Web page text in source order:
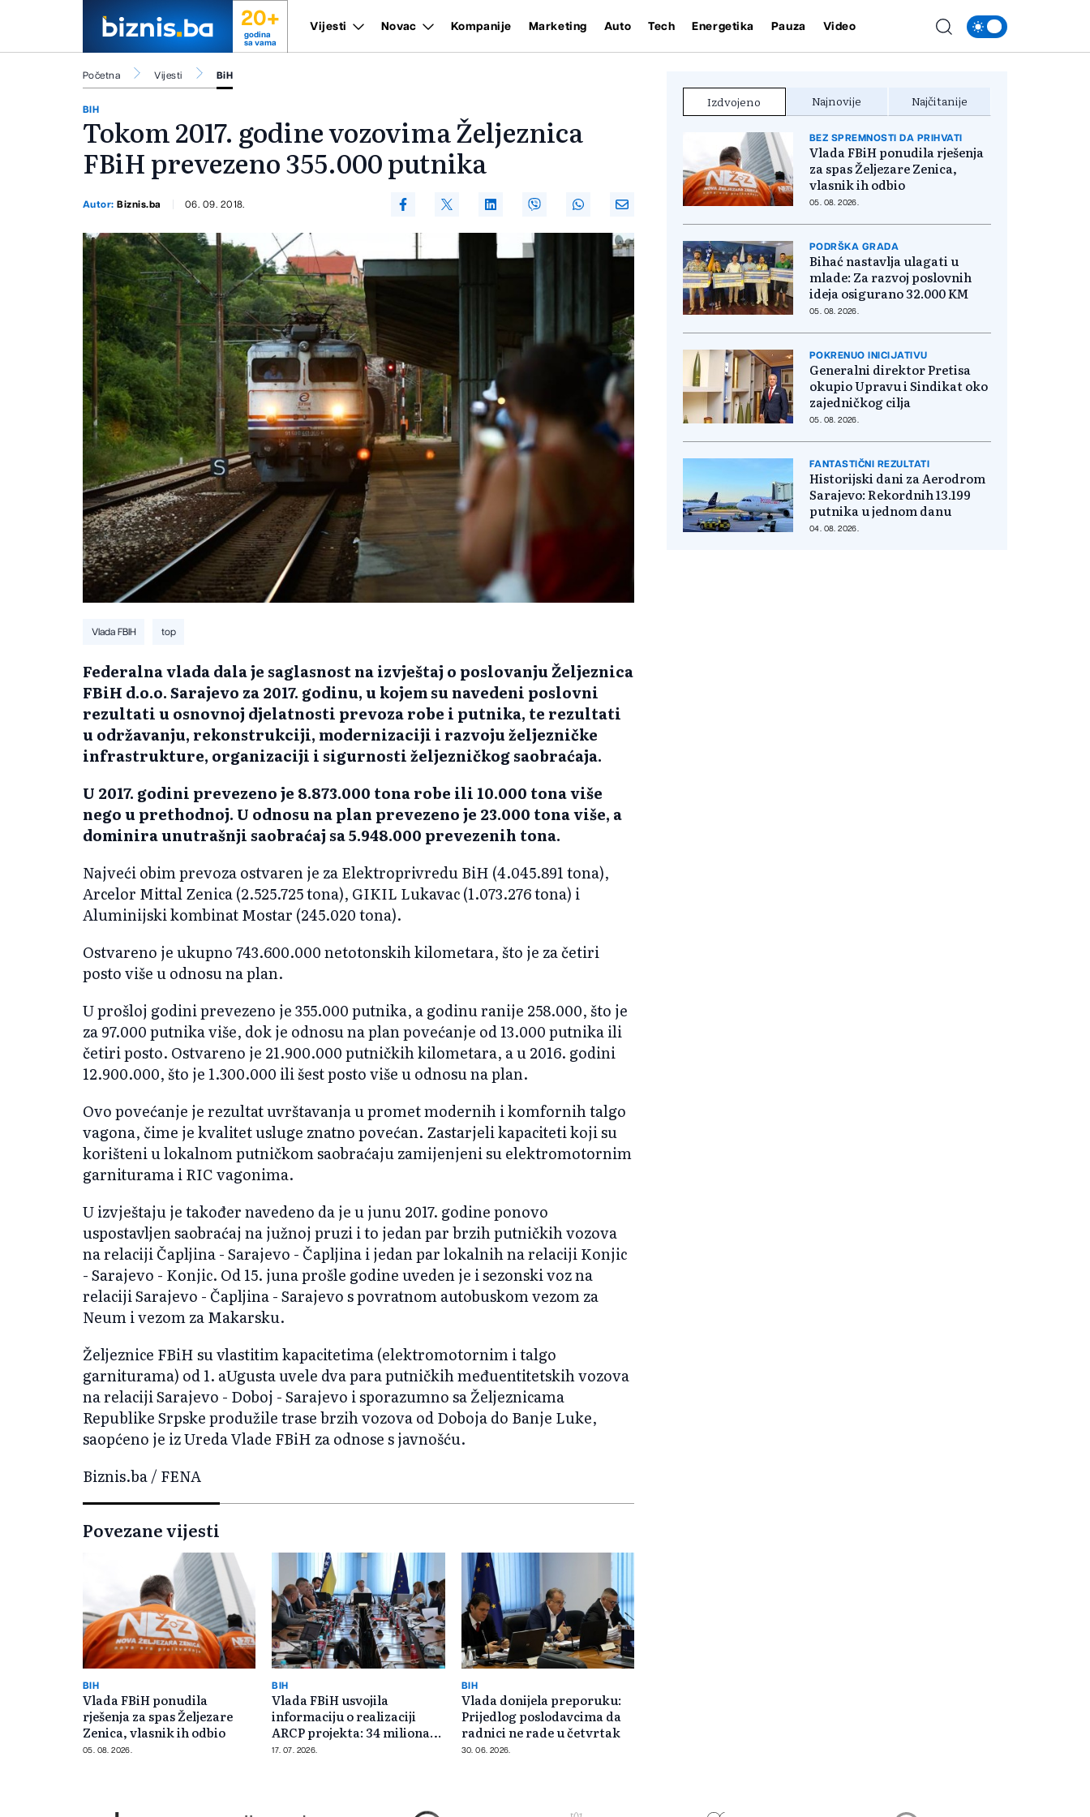
20+
godina
sa vama
Vijesti Novac Kompanije Marketing Auto Tech Energetika Pauza Video
Početna Vijesti BiH
BIH
Tokom 2017. godine vozovima Željeznica
FBiH prevezeno 355.000 putnika
Autor:Biznis.ba 06. 09. 2018.
Vlada FBIH top
Federalna vlada dala je saglasnost na izvještaj o poslovanju Željeznica
FBiH d.o.o. Sarajevo za 2017. godinu, u kojem su navedeni poslovni
rezultati u osnovnoj djelatnosti prevoza robe i putnika, te rezultati
u održavanju, rekonstrukciji, modernizaciji i razvoju željezničke
infrastrukture, organizaciji i sigurnosti željezničkog saobraćaja.
U 2017. godini prevezeno je 8.873.000 tona robe ili 10.000 tona više
nego u prethodnoj. U odnosu na plan prevezeno je 23.000 tona više, a
dominira unutrašnji saobraćaj sa 5.948.000 prevezenih tona.
Najveći obim prevoza ostvaren je za Elektroprivredu BiH (4.045.891 tona),
Arcelor Mittal Zenica (2.525.725 tona), GIKIL Lukavac (1.073.276 tona) i
Aluminijski kombinat Mostar (245.020 tona).
Ostvareno je ukupno 743.600.000 netotonskih kilometara, što je za četiri
posto više u odnosu na plan.
U prošloj godini prevezeno je 355.000 putnika, a godinu ranije 258.000, što je
za 97.000 putnika više, dok je odnosu na plan povećanje od 13.000 putnika ili
četiri posto. Ostvareno je 21.900.000 putničkih kilometara, a u 2016. godini
12.900.000, što je 1.300.000 ili šest posto više u odnosu na plan.
Ovo povećanje je rezultat uvrštavanja u promet modernih i komfornih talgo
vagona, čime je kvalitet usluge znatno povećan. Zastarjeli kapaciteti koji su
korišteni u lokalnom putničkom saobraćaju zamijenjeni su elektromotornim
garniturama i RIC vagonima.
U izvještaju je također navedeno da je u junu 2017. godine ponovo
uspostavljen saobraćaj na južnoj pruzi i to jedan par brzih putničkih vozova
na relaciji Čapljina - Sarajevo - Čapljina i jedan par lokalnih na relaciji Konjic
- Sarajevo - Konjic. Od 15. juna prošle godine uveden je i sezonski voz na
relaciji Sarajevo - Čapljina - Sarajevo s povratnom autobuskom vezom za
Neum i vezom za Makarsku.
Željeznice FBiH su vlastitim kapacitetima (elektromotornim i talgo
garniturama) od 1. aUgusta uvele dva para putničkih međuentitetskih vozova
na relaciji Sarajevo - Doboj - Sarajevo i sporazumno sa Željeznicama
Republike Srpske produžile trase brzih vozova od Doboja do Banje Luke,
saopćeno je iz Ureda Vlade FBiH za odnose s javnošću.
Biznis.ba / FENA
Povezane vijesti
BIH
Vlada FBiH ponudila
rješenja za spas Željezare
Zenica, vlasnik ih odbio
05. 08. 2026.
BIH
Vlada FBiH usvojila
informaciju o realizaciji
ARCP projekta: 34 miliona
KM za podršku
17. 07. 2026.
BIH
Vlada donijela preporuku:
Prijedlog poslodavcima da
radnici ne rade u četvrtak
30. 06. 2026.
Izdvojeno Najnovije Najčitanije
BEZ SPREMNOSTI DA PRIHVATI
Vlada FBiH ponudila rješenja
za spas Željezare Zenica,
vlasnik ih odbio
05. 08. 2026.
PODRŠKA GRADA
Bihać nastavlja ulagati u
mlade: Za razvoj poslovnih
ideja osigurano 32.000 KM
05. 08. 2026.
POKRENUO INICIJATIVU
Generalni direktor Pretisa
okupio Upravu i Sindikat oko
zajedničkog cilja
05. 08. 2026.
FANTASTIČNI REZULTATI
Historijski dani za Aerodrom
Sarajevo: Rekordnih 13.199
putnika u jednom danu
04. 08. 2026.